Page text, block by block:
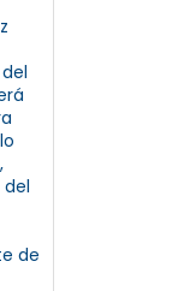
de